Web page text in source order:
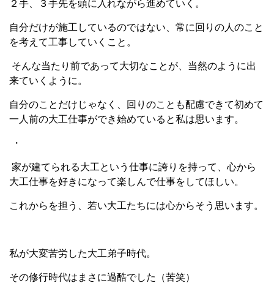
２手、３手先を頭に入れながら進めていく。
自分だけが施工しているのではない、常に回りの人のこと
を考えて工事していくこと。
そんな当たり前であって大切なことが、当然のように出
来ていくように。
自分のことだけじゃなく、回りのことも配慮できて初めて
一人前の大工仕事ができ始めていると私は思います。
・
家が建てられる大工という仕事に誇りを持って、心から
大工仕事を好きになって楽しんで仕事をしてほしい。
これからを担う、若い大工たちには心からそう思います。
私が大変苦労した大工弟子時代。
その修行時代はまさに過酷でした（苦笑）